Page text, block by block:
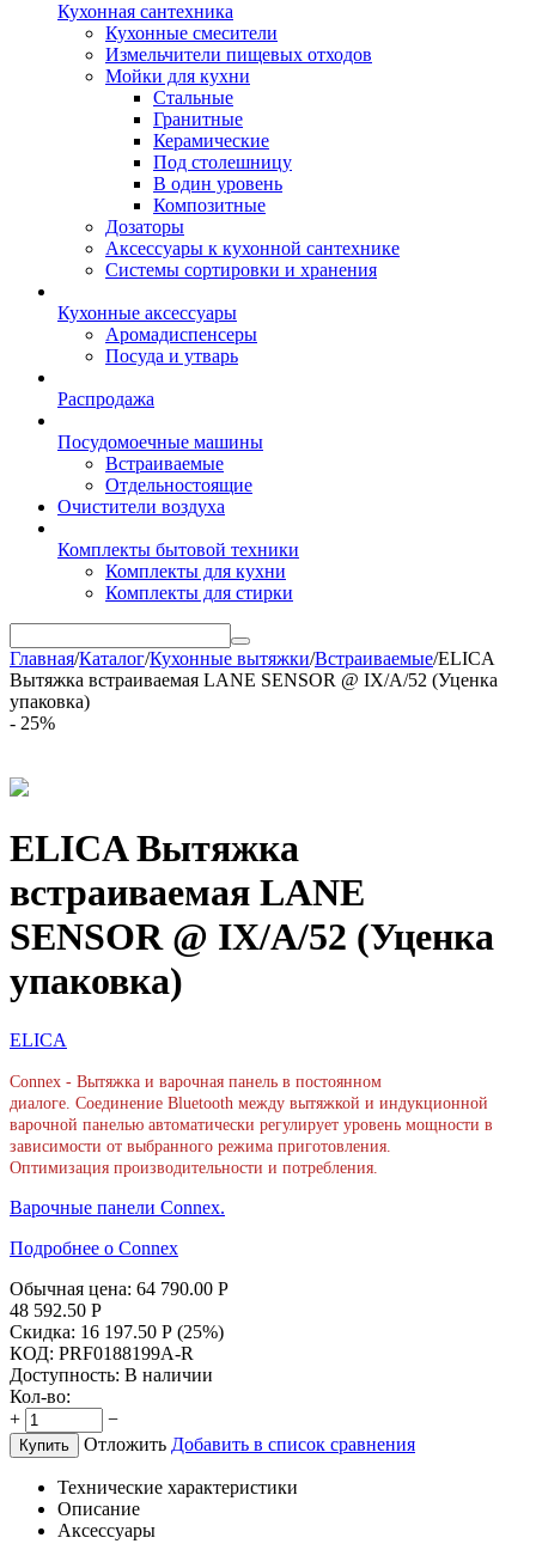
Кухонная сантехника
Кухонные смесители
Измельчители пищевых отходов
Мойки для кухни
Стальные
Гранитные
Керамические
Под столешницу
В один уровень
Композитные
Дозаторы
Аксессуары к кухонной сантехнике
Системы сортировки и хранения
Кухонные аксессуары
Аромадиспенсеры
Посуда и утварь
Распродажа
Посудомоечные машины
Встраиваемые
Отдельностоящие
Очистители воздуха
Комплекты бытовой техники
Комплекты для кухни
Комплекты для стирки
Главная/Каталог/Кухонные вытяжки/Встраиваемые/ELICA
Вытяжка встраиваемая LANE SENSOR @ IX/A/52 (Уценка
упаковка)
- 25%
ELICA Вытяжка
встраиваемая LANE
SENSOR @ IX/A/52 (Уценка
упаковка)
ELICA
Connex - Вытяжка и варочная панель в постоянном
диалоге. Соединение Bluetooth между вытяжкой и индукционной
варочной панелью автоматически регулирует уровень мощности в
зависимости от выбранного режима приготовления.
Оптимизация производительности и потребления.
Варочные панели Connex.
Подробнее о Сonnex
Обычная цена: 64 790.00 Р
48 592.50 Р
Скидка: 16 197.50 Р (25%)
КОД: PRF0188199A-R
Доступность: В наличии
Кол-во:
+
−
Купить Отложить Добавить в список сравнения
Технические характеристики
Описание
Аксессуары